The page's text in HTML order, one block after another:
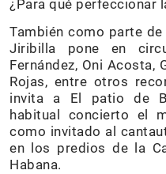
¿Para qué perfeccionar
También como parte
Jiribilla pone en
Fernández, Oni Acosta,
Rojas, entre otros
invita a El patio de
habitual concierto el
como invitado al
en los predios de la
Habana.